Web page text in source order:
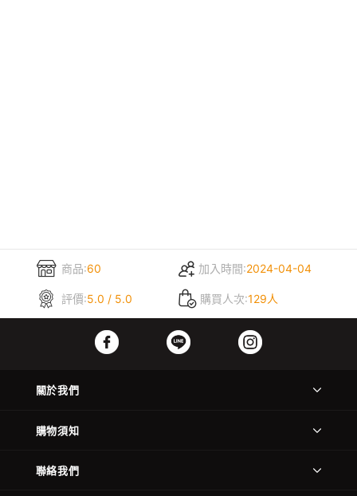
商品:60 加入時間:2024-04-04
評價:5.0 / 5.0 購買人次:129人
關於我們
購物須知
聯絡我們